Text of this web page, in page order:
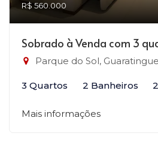
R$ 560.000
Sobrado à Venda com 3
Parque do Sol,
3 Quartos 2 Banheiros
Mais informações